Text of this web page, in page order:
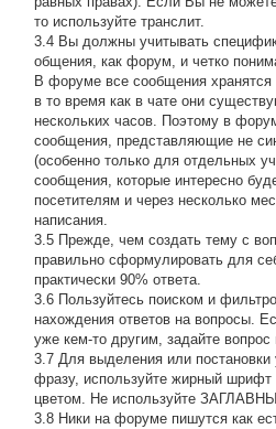
то используйте транслит.
3.4 Вы должны учитывать
общения, как форум, и четко
В форуме все сообщения хранятся
в то время как в чате они
нескольких часов. Поэтому в
сообщения, представляющие не
(особенно только для отдельных
сообщения, которые интересно
посетителям и через несколько
написания.
3.5 Прежде, чем создать тему с
правильно сформулировать для
практически 90% ответа.
3.6 Пользуйтесь поиском и
нахождения ответов на вопросы.
уже кем-то другим, задайте вопрос
3.7 Для выделения или
фразу, используйте жирный
цветом. Не используйте
3.8 Ники на форуме пишутся как